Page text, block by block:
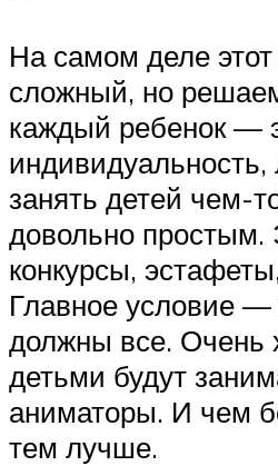
На самом деле
сложный, но
каждый ребенок —
индивидуальность,
занять детей чем-
довольно простым.
конкурсы,
Главное условие —
должны все. Очень
детьми будут
аниматоры. И чем
тем лучше.